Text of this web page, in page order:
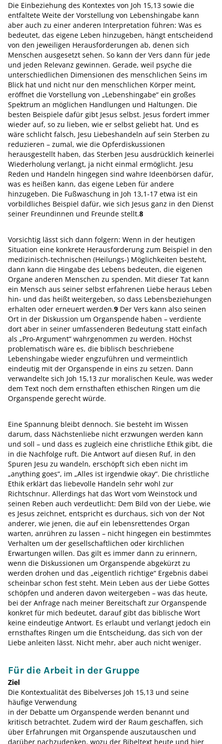
Die Einbeziehung des Kontextes von Joh 15,13 sowie die
entfaltete Weite der Vorstellung von Lebenshingabe kann
aber auch zu einer anderen Interpretation führen: Was es
bedeutet, das eigene Leben hinzugeben, hängt entscheidend
von den jeweiligen Herausforderungen ab, denen sich
Menschen ausgesetzt sehen. So kann der Vers dann für jede
und jeden Relevanz gewinnen. Gerade, weil psyche die
unterschiedlichen Dimensionen des menschlichen Seins im
Blick hat und nicht nur den menschlichen Körper meint,
eröffnet die Vorstellung von „Lebenshingabe“ ein großes
Spektrum an möglichen Handlungen und Haltungen. Die
besten Beispiele dafür gibt Jesus selbst. Jesus fordert immer
wieder auf, so zu lieben, wie er selbst geliebt hat. Und es
wäre schlicht falsch, Jesu Liebeshandeln auf sein Sterben zu
reduzieren – zumal, wie die Opferdiskussionen
herausgestellt haben, das Sterben Jesu ausdrücklich keinerlei
Wiederholung verlangt, ja nicht einmal ermöglicht. Jesu
Reden und Handeln hingegen sind wahre Ideenbörsen dafür,
was es heißen kann, das eigene Leben für andere
hinzugeben. Die Fußwaschung in Joh 13,1-17 etwa ist ein
vorbildliches Beispiel dafür, wie sich Jesus ganz in den Dienst
seiner Freundinnen und Freunde stellt.8
Vorsichtig lässt sich dann folgern: Wenn in der heutigen
Situation eine konkrete Herausforderung zum Beispiel in den
medizinisch-technischen (Heilungs-) Möglichkeiten besteht,
dann kann die Hingabe des Lebens bedeuten, die eigenen
Organe anderen Menschen zu spenden. Mit dieser Tat kann
ein Mensch aus seiner selbst erfahrenen Liebe heraus Leben
hin- und das heißt weitergeben, so dass Lebensbeziehungen
erhalten oder erneuert werden.9 Der Vers kann also seinen
Ort in der Diskussion um Organspende haben – verdiente
dort aber in seiner umfassenderen Bedeutung statt einfach
als „Pro-Argument“ wahrgenommen zu werden. Höchst
problematisch wäre es, die biblisch beschriebene
Lebenshingabe wieder engzuführen und vermeintlich
eindeutig mit der Organspende in eins zu setzen. Dann
verwandelte sich Joh 15,13 zur moralischen Keule, was weder
dem Text noch dem ernsthaften ethischen Ringen um die
Organspende gerecht würde.
Eine Spannung bleibt dennoch. Sie besteht im Wissen
darum, dass Nächstenliebe nicht erzwungen werden kann
und soll – und dass es zugleich eine christliche Ethik gibt, die
in die Nachfolge ruft. Die Antwort auf diesen Ruf, in den
Spuren Jesu zu wandeln, erschöpft sich eben nicht im
„anything goes“, im „Alles ist irgendwie okay“. Die christliche
Ethik erklärt das liebevolle Handeln sehr wohl zur
Richtschnur. Allerdings hat das Wort vom Weinstock und
seinen Reben auch verdeutlicht: Dem Bild von der Liebe, wie
es Jesus zeichnet, entspricht es durchaus, sich von der Not
anderer, wie jenen, die auf ein lebensrettendes Organ
warten, anrühren zu lassen – nicht hingegen ein bestimmtes
Verhalten um der gesellschaftlichen oder kirchlichen
Erwartungen willen. Das gilt es immer dann zu erinnern,
wenn die Diskussionen um Organspende abgekürzt zu
werden drohen und das „eigentlich richtige“ Ergebnis dabei
scheinbar schon fest steht. Mein Leben aus der Liebe Gottes
schöpfen und anderen davon weitergeben – was das heute,
bei der Anfrage nach meiner Bereitschaft zur Organspende
konkret für mich bedeutet, darauf gibt das biblische Wort
keine eindeutige Antwort. Es erlaubt und verlangt jedoch ein
ernsthaftes Ringen um die Entscheidung, das sich von der
Liebe anleiten lässt. Nicht mehr, aber auch nicht weniger.
Für die Arbeit in der Gruppe
Ziel
Die Kontextualität des Bibelverses Joh 15,13 und seine
häufige Verwendung
in der Debatte um Organspende werden benannt und
kritisch betrachtet. Zudem wird der Raum geschaffen, sich
über Erfahrungen mit Organspende auszutauschen und
darüber nachzudenken, wozu der Bibeltext heute und hier